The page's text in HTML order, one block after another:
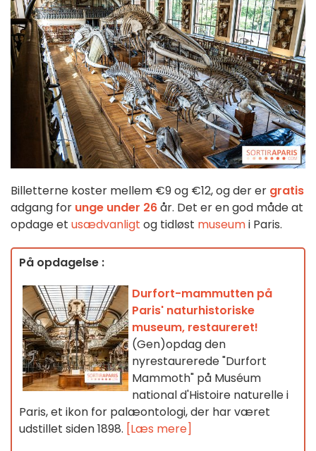
Billetterne koster mellem €9 og €12, og der er gratis
adgang for unge under 26år. Det er en god måde at
opdage et usædvanligt og tidløst museumi Paris.
På opdagelse :
Durfort-mammutten på
Paris' naturhistoriske
museum, restaureret!
(Gen)opdag den
nyrestaurerede "Durfort
Mammoth" på Muséum
national d'Histoire naturelle i
Paris, et ikon for palæontologi, der har været
udstillet siden 1898. [Læs mere]